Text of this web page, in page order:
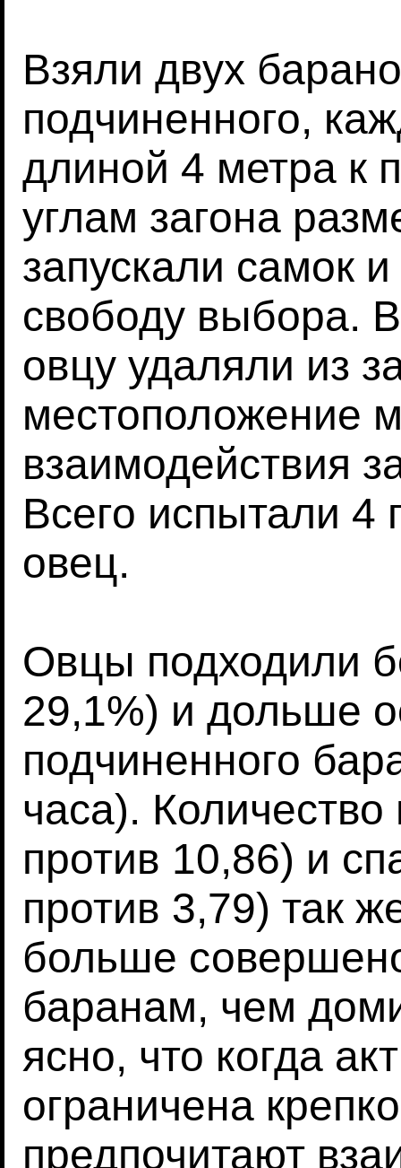
Взяли двух
подчиненного,
длиной 4 метра к
углам загона
запускали самок
свободу выбора.
овцу удаляли из
местоположение
взаимодействия
Всего испытали
овец.
Овцы подходили
29,1%) и дольше
подчиненного
часа).
против 10,86) и
против 3,79) так
больше
баранам, чем
ясно, что когда
ограничена
предпочитают